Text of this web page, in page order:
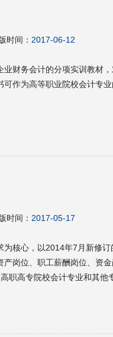
时间： 2017-06-12
业财务会计的分项实训教材
作为高等职业院校会计专业
时间： 2017-05-17
为核心，以2014年7月新修
岗位、职工薪酬岗位、资
职高专院校会计专业和其他